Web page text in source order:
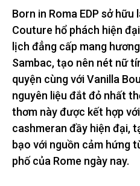
Born in Roma EDP sở hữu
Couture hổ phách hiện
lịch đẳng cấp mang
Sambac, tạo nên nét nữ
quyện cùng với Vanilla
nguyên liệu đắt đỏ nhất
thơm này được kết hợp
cashmeran đầy hiện đại,
bạo với nguồn cảm hứng
phố của Rome ngày nay.